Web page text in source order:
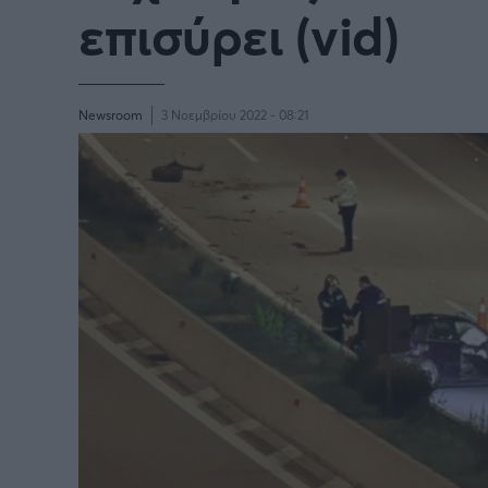
επισύρει (vid)
Newsroom 3 Νοεμβρίου 2022 - 08:21